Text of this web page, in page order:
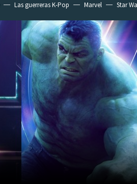
Las guerreras K-Pop Marvel Star